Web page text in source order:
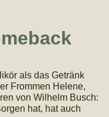
als das Getränk
Frommen Helene,
von Wilhelm Busch:
hat, hat auch